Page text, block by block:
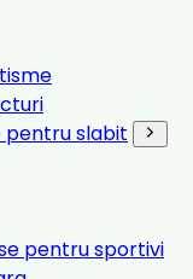
pentru slabit
pentru sportivi